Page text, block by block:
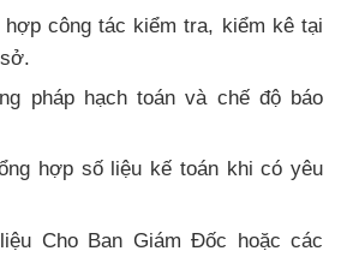
hợp công tác kiểm tra, kiểm kê tại
pháp hạch toán và chế độ báo
hợp số liệu kế toán khi có yêu
Cho Ban Giám Đốc hoặc các